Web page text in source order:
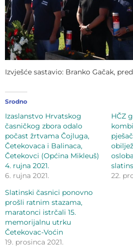
Izvješće sastavio: Branko Gačak,
Srodno
Izaslanstvo Hrvatskog
časničkog zbora odalo
počast žrtvama Čojluga,
Četekovaca i Balinaca,
Četekovci (Općina Mikleuš)
4. rujna 2021.
6. rujna 2021.
HČZ
22.
Slatinski časnici ponovno
prošli ratnim stazama,
maratonci istrčali 15.
memorijalnu utrku
Četekovac-Voćin
19. prosinca 2021.